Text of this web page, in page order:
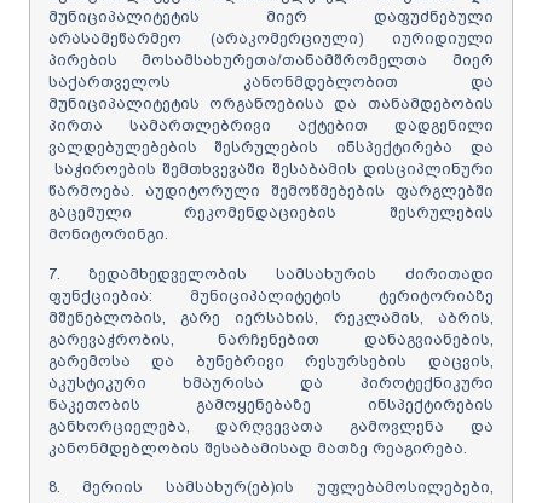
მუნიციპალიტეტის მიერ დაფუძნებული
არასამეწარმეო (არაკომერციული) იურიდიული
პირების მოსამსახურეთა/თანამშრომელთა მიერ
საქართველოს კანონმდებლობით და
მუნიციპალიტეტის ორგანოებისა და თანამდებობის
პირთა სამართლებრივი აქტებით დადგენილი
ვალდებულებების შესრულების ინსპექტირება და
საჭიროების შემთხვევაში შესაბამის დისციპლინური
წარმოება. აუდიტორული შემოწმებების ფარგლებში
გაცემული რეკომენდაციების შესრულების
მონიტორინგი.
7. ზედამხედველობის სამსახურის ძირითადი
ფუნქციებია: მუნიციპალიტეტის ტერიტორიაზე
მშენებლობის, გარე იერსახის, რეკლამის, აბრის,
გარევაჭრობის, ნარჩენებით დანაგვიანების,
გარემოსა და ბუნებრივი რესურსების დაცვის,
აკუსტიკური ხმაურისა და პიროტექნიკური
ნაკეთობის გამოყენებაზე ინსპექტირების
განხორციელება, დარღვევათა გამოვლენა და
კანონმდებლობის შესაბამისად მათზე რეაგირება.
8. მერიის სამსახურ(ებ)ის უფლებამოსილებები,